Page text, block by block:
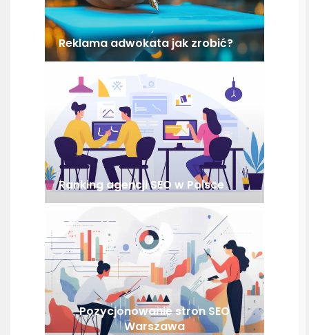
Reklama adwokata jak zrobić?
Ranking agencji SEO w Polsce
Pozycjonowanie stron SEO
Warszawa